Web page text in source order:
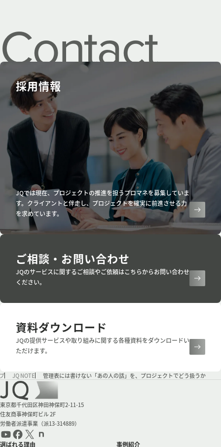
Contact
us.
採用情報
JQでは現在、プロジェクトの推進を担うプロマネを募集していま
す。クライアントと伴走し、プロジェクトを確実に前進させる力
を求めています。
ご相談・お問い合わせ
JQのサービスに関するご相談やご依頼はこちらからお問い合わせ
ください。
資料ダウンロード
JQの提供サービスや取り組みに関する各種資料をダウンロードい
ただけます。
JQ NOTE 管理表には書けない「あの人の話」を、プロジェクトでどう扱うか
会社情報
東京都千代田区神田神保町2-11-15
住友商事神保町ビル 2F
労働者派遣事業（派13-314889）
選ばれる理由 事例紹介